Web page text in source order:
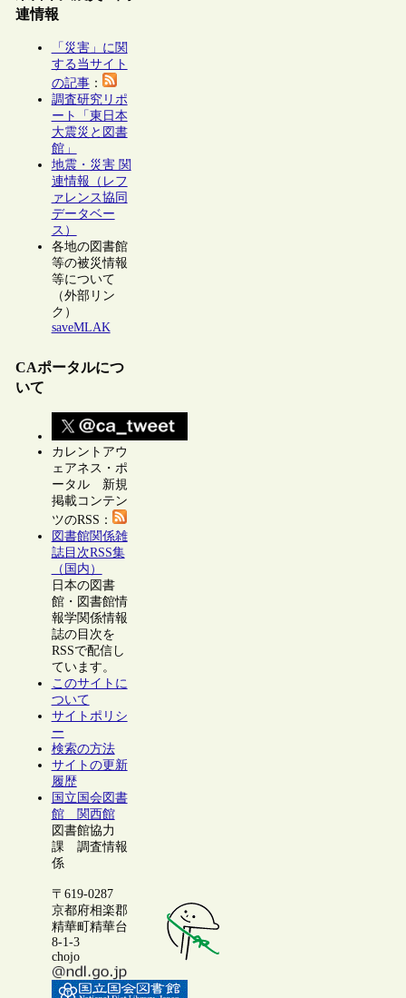
連情報
「災害」に関
する当サイト
の記事：
調査研究リポ
ート「東日本
大震災と図書
館」
地震・災害 関
連情報（レフ
ァレンス協同
データベー
ス）
各地の図書館
等の被災情報
等について
（外部リン
ク）
saveMLAK
CAポータルにつ
いて
カレントアウ
ェアネス・ポ
ータル 新規
掲載コンテン
ツのRSS：
図書館関係雑
誌目次RSS集
（国内）
日本の図書
館・図書館情
報学関係情報
誌の目次を
RSSで配信し
ています。
このサイトに
ついて
サイトポリシ
ー
検索の方法
サイトの更新
履歴
国立国会図書
館 関西館
図書館協力
課 調査情報
係
〒619-0287
京都府相楽郡
精華町精華台
8-1-3
chojo